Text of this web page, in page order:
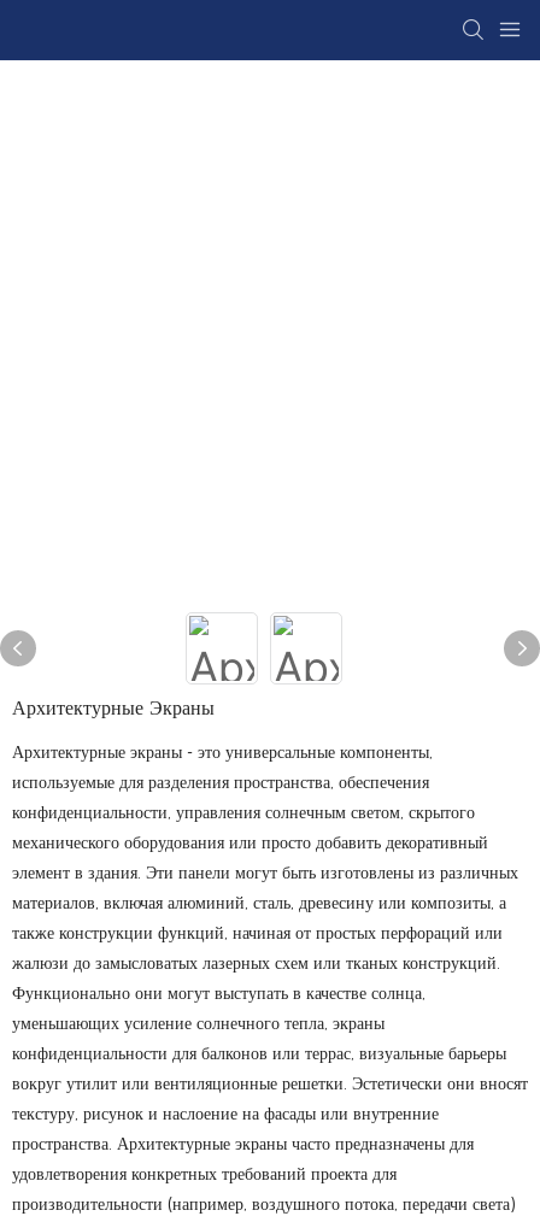
Архитектурные Экраны
Архитектурные экраны - это универсальные компоненты,
используемые для разделения пространства, обеспечения
конфиденциальности, управления солнечным светом, скрытого
механического оборудования или просто добавить декоративный
элемент в здания. Эти панели могут быть изготовлены из различных
материалов, включая алюминий, сталь, древесину или композиты, а
также конструкции функций, начиная от простых перфораций или
жалюзи до замысловатых лазерных схем или тканых конструкций.
Функционально они могут выступать в качестве солнца,
уменьшающих усиление солнечного тепла, экраны
конфиденциальности для балконов или террас, визуальные барьеры
вокруг утилит или вентиляционные решетки. Эстетически они вносят
текстуру, рисунок и наслоение на фасады или внутренние
пространства. Архитектурные экраны часто предназначены для
удовлетворения конкретных требований проекта для
производительности (например, воздушного потока, передачи света)